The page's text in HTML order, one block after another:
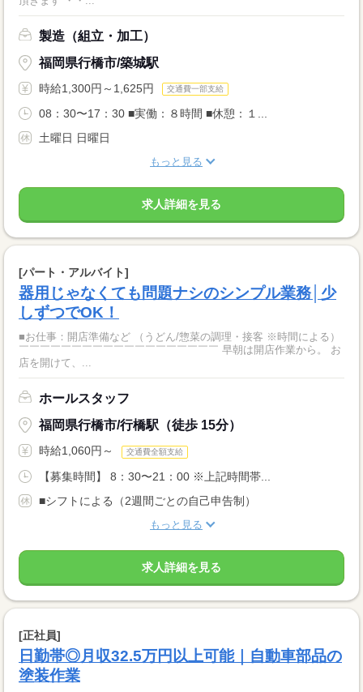
製造（組立・加工）
福岡県行橋市/築城駅
時給1,300円～1,625円 交通費一部支給
08：30〜17：30 ■実働：８時間 ■休憩：１...
土曜日 日曜日
もっと見る
求人詳細を見る
[パート・アルバイト]
器用じゃなくても問題ナシのシンプル業務│少
しずつでOK！
■お仕事：開店準備など （うどん/惣菜の調理・接客 ※時間による）
￣￣￣￣￣￣￣￣￣￣￣￣￣￣￣￣￣￣￣ 早朝は開店作業から。 お
店を開けて、...
ホールスタッフ
福岡県行橋市/行橋駅（徒歩 15分）
時給1,060円～ 交通費全額支給
【募集時間】 8：30〜21：00 ※上記時間帯...
■シフトによる（2週間ごとの自己申告制）
もっと見る
求人詳細を見る
[正社員]
日勤帯◎月収32.5万円以上可能｜自動車部品の
塗装作業